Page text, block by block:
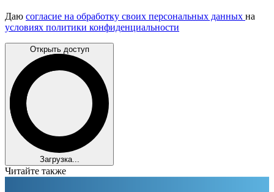
Даю согласие на обработку своих персональных данных на
условиях политики конфиденциальности
Открыть доступ
Загрузка...
Читайте также